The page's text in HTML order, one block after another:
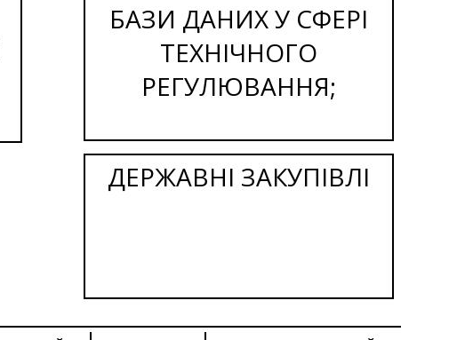
БАЗИ ДАНИХ У СФЕРІ
ТЕХНІЧНОГО
РЕГУЛЮВАННЯ;
ДЕРЖАВНІ ЗАКУПІВЛІ